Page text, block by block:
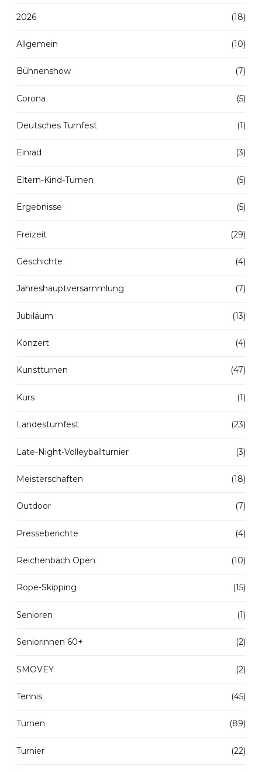
2026 (18)
Allgemein (10)
Bühnenshow (7)
Corona (5)
Deutsches Turnfest (1)
Einrad (3)
Eltern-Kind-Turnen (5)
Ergebnisse (5)
Freizeit (29)
Geschichte (4)
Jahreshauptversammlung (7)
Jubiläum (13)
Konzert (4)
Kunstturnen (47)
Kurs (1)
Landesturnfest (23)
Late-Night-Volleyballturnier (3)
Meisterschaften (18)
Outdoor (7)
Presseberichte (4)
Reichenbach Open (10)
Rope-Skipping (15)
Senioren (1)
Seniorinnen 60+ (2)
SMOVEY (2)
Tennis (45)
Turnen (89)
Turnier (22)